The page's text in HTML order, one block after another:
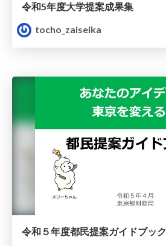
令和5年度大学提案成果集
tocho_zaiseika
令和５年度都民提案ガイドブック